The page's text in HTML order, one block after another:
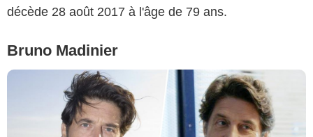
décède 28 août 2017 à l'âge de 79 ans.
Bruno Madinier